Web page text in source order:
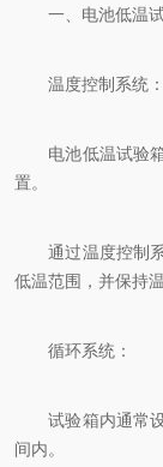
一、电池低温试
温度控制系统：
电池低温试验箱
置。
通过温度控制系
低温范围，并保持
循环系统：
试验箱内通常设
间内。